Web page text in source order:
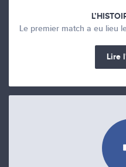
Le premier match a eu lieu
Lire